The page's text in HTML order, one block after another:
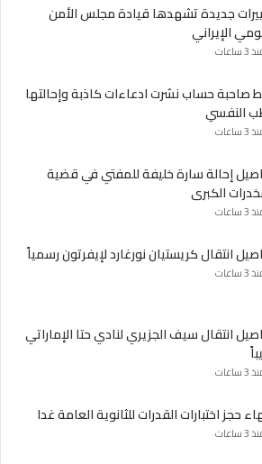
جديدة تشهدها قيادة مجلس الأمن
الإيراني
ساعات
صاحبة حساب نشرت ادعاءات كاذبة وإحالتها
النفسي
ساعات
إحالة سارة خليفة للمفتي في قضية
الكبرى
ساعات
انتقال كريستيان نورغارد لإيفرتون رسمياً
ساعات
انتقال سيف الجزيري لنادي حتا الإماراتي
ساعات
حجز اختبارات القدرات للثانوية العامة غدا
ساعات